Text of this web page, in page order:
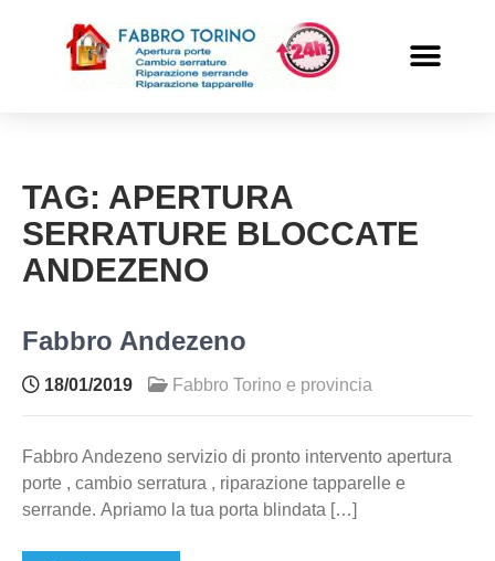
TAG: APERTURA
SERRATURE BLOCCATE
ANDEZENO
Fabbro Andezeno
18/01/2019 Fabbro Torino e provincia
Fabbro Andezeno servizio di pronto intervento apertura
porte , cambio serratura , riparazione tapparelle e
serrande. Apriamo la tua porta blindata […]